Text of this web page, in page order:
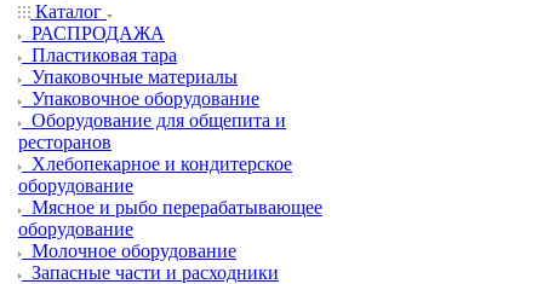
Каталог
РАСПРОДАЖА
Пластиковая тара
Упаковочные материалы
Упаковочное оборудование
Оборудование для общепита и
ресторанов
Хлебопекарное и кондитерское
оборудование
Мясное и рыбо перерабатывающее
оборудование
Молочное оборудование
Запасные части и расходники